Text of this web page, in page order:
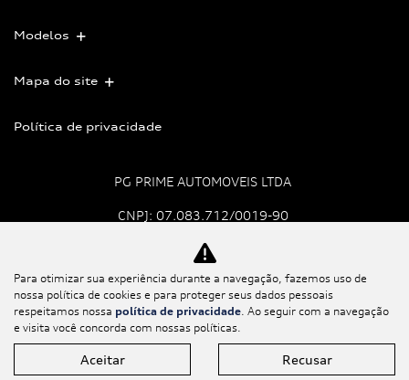
Modelos
Mapa do site
Política de privacidade
PG PRIME AUTOMOVEIS LTDA
CNPJ: 07.083.712/0019-90
No trânsito, enxergar o
outro salva vidas.
Desenvolvido pela DEALERSPACE ® Direitos Reservados.
Para otimizar sua experiência durante a navegação, fazemos uso de
nossa política de cookies e para proteger seus dados pessoais
respeitamos nossa política de privacidade. Ao seguir com a navegação
e visita você concorda com nossas políticas.
Aceitar Recusar